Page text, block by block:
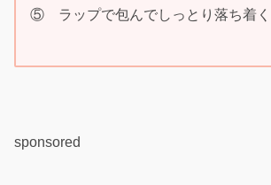
⑤ ラップで包んでしっとり落ち着く
sponsored